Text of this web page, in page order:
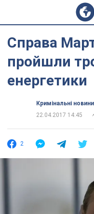
Справа
пройшли
енергетики
Кримінальні новини
22.04.2017 14:45
2